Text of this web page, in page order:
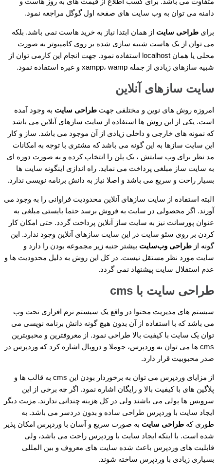
دامنه می توان به وب سایت های صفحه اول گوگل مراجعه نمود.
برای طراحی سایت از همان ابتدا نیاز به خرید هاست نمی باشد. بلکه
می توان از یک هاست شبیه سازی شده بر روی کامپیوتر به صورت
محلی یا همان localhost استفاده نمود. جهت انجام این کارمی توان از
شبیه سازهای زیادی از جمله xampp، wamp و غیره استفاده نمود.
سایت سازهای آنلاین
امروزه روش های نوین و مختلفی جهت طراحی سایت به وجود آمده
است. یکی از این روش ها استفاده از سایت سازهای آنلاین می باشد
که نمونه های خارجی و داخلی زیادی از آن موجود می باشد. ساز و کار
این سایت سازها به این گونه می باشد که مشتری با توجه به امکانات
مد نظر برای وب سایتش ، یک پلن را انتخاب کرده و به صورت دوره ای
به سایت ساز مبلغی پرداخت می نماید. راه اندازی اینگونه سایت ها
بسیار راحت و سریع می باشد و اصلا نیاز به دانش برنامه نویسی ندارد.
البته استفاده از سایت سازهای آنلاین محدودیت فراوانی را به وجود می
آورند. اگر محصولی در سایت به فروش برسد حتما بایستی مبلغی به
عنوان پورسانت نیز به سایت ساز آنلاین پرداخت گردد. حتی امکان کار
کردن بر روی سئو سایت در این سایت سازهای آنلاین وجود ندارد. این
گونه از طراحی وب‌سایت بیشتر جنبه زیر مجموعه بودن را دارد و
سایت مورد نظر مستقل نیست. در کل این روش به دلیل محدودیت ها و
عدم استقلال سایت پیشنهاد نمی گردد.
طراحی سایت با cms
سیستم های مدیریت محتوا در واقع یک سیستم نرم افزاری تحت وب
می باشد که با استفاده از آن بدون هیچ گونه دانش برنامه نویسی می
توان یک سایت با کیفیت بالا طراحی نمود. از معروفترین و محبوبترین
cms ها می توان به وردپرس، جوملا و دروپال اشاره کرد که وردپرس در
صدر محبوبیت قرار دارد.
از مزایای وردپرس می توان به برخوردار بودن این cms به قالب ها و
پلاگین های با کیفیت بالا و رایگان اشاره نمود. اگر چه برخی از این
سرویس ها پولی می باشند ولی در کل هزینه چندانی ندارند. مزیت دیگر
ایجاد سایت با وردپرس طراحی ساده و بدون دردسر می باشد. به
طوری که طراحی سایت به صورت سریع و آسان با وردپرس امکان پذیر
شده است. با اینکه ایجاد سایت با وردپرس راحت می باشد، ولی
قابلیت های وردپرس باعث شده سایت های معروف و بین المللی
بسیاری زیادی با وردپرس ساخته شوند.